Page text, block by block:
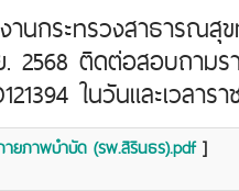
านกระทรวงสาธารณ
ติดต่อสอบถามรา
ในวันและเวลารา
ยภาพบำบัด (รพ.สิรินธร).pdf]